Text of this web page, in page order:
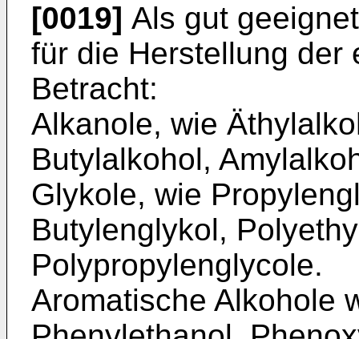
[0019] Als gut
für die Her­stellung der
Betracht:
Alkanole, wie
Butyl­alkohol,
Glykole, wie
Butylengly­kol,
Polypropylenglycole.
Aromatische Alkohole